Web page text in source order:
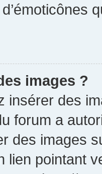
images ?
insérer des
forum a
des images
lien pointant